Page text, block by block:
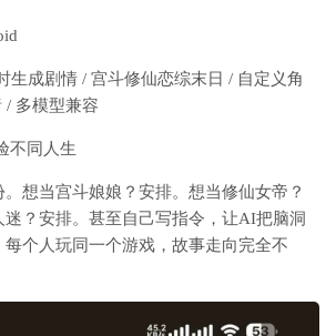
生成剧情 / 宫斗修仙恋综末日 / 自定义角
/ 多模型兼容
不同人生
。想当宫斗娘娘？安排。想当修仙女帝？
？安排。甚至自己写指令，让AI把脑洞
个人玩同一个游戏，故事走向完全不